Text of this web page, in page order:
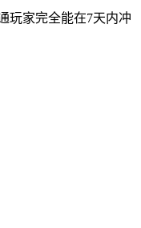
玩家完全能在7天内冲